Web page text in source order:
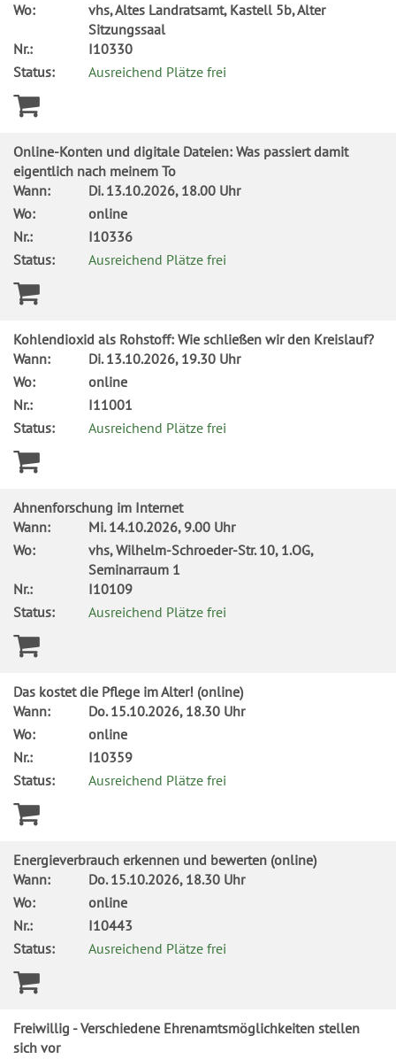
Wo:
vhs, Altes Landratsamt, Kastell 5b, Alter
Sitzungssaal
Nr.:
I10330
Status:
Ausreichend Plätze frei
Online-Konten und digitale Dateien: Was passiert damit
eigentlich nach meinem To
Wann:
Di.13.10.2026, 18.00 Uhr
Wo:
online
Nr.:
I10336
Status:
Ausreichend Plätze frei
Kohlendioxid als Rohstoff: Wie schließen wir den Kreislauf?
Wann:
Di.13.10.2026, 19.30 Uhr
Wo:
online
Nr.:
I11001
Status:
Ausreichend Plätze frei
Ahnenforschung im Internet
Wann:
Mi.14.10.2026, 9.00 Uhr
Wo:
vhs, Wilhelm-Schroeder-Str. 10, 1.OG,
Seminarraum 1
Nr.:
I10109
Status:
Ausreichend Plätze frei
Das kostet die Pflege im Alter! (online)
Wann:
Do.15.10.2026, 18.30 Uhr
Wo:
online
Nr.:
I10359
Status:
Ausreichend Plätze frei
Energieverbrauch erkennen und bewerten (online)
Wann:
Do.15.10.2026, 18.30 Uhr
Wo:
online
Nr.:
I10443
Status:
Ausreichend Plätze frei
Freiwillig - Verschiedene Ehrenamtsmöglichkeiten stellen
sich vor